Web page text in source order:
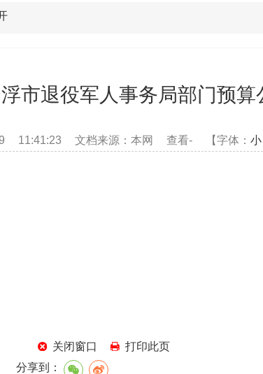
市退役军人事务局部门预算
11:41:23 文档来源：本网 查看-【字体： 小
关闭窗口
打印此页
分享到：